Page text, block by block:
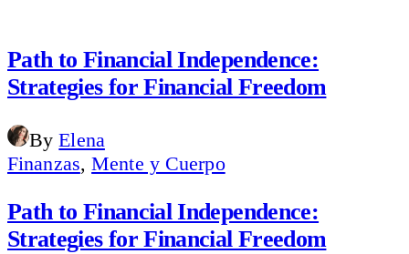
Path to Financial Independence:
Strategies for Financial Freedom
By Elena
Finanzas,Mente y Cuerpo
Path to Financial Independence:
Strategies for Financial Freedom